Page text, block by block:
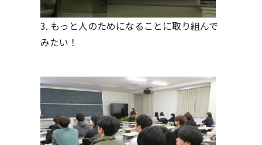
3. もっと人のためになることに取り組んで
みたい！